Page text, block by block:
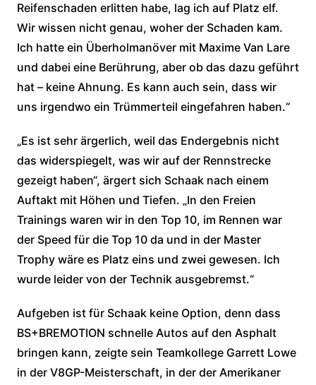
Reifenschaden erlitten habe, lag ich auf Platz elf.
Wir wissen nicht genau, woher der Schaden kam.
Ich hatte ein Überholmanöver mit Maxime Van Lare
und dabei eine Berührung, aber ob das dazu geführt
hat – keine Ahnung. Es kann auch sein, dass wir
uns irgendwo ein Trümmerteil eingefahren haben.“
„Es ist sehr ärgerlich, weil das Endergebnis nicht
das widerspiegelt, was wir auf der Rennstrecke
gezeigt haben“, ärgert sich Schaak nach einem
Auftakt mit Höhen und Tiefen. „In den Freien
Trainings waren wir in den Top 10, im Rennen war
der Speed für die Top 10 da und in der Master
Trophy wäre es Platz eins und zwei gewesen. Ich
wurde leider von der Technik ausgebremst.“
Aufgeben ist für Schaak keine Option, denn dass
BS+BREMOTION schnelle Autos auf den Asphalt
bringen kann, zeigte sein Teamkollege Garrett Lowe
in der V8GP-Meisterschaft, in der der Amerikaner